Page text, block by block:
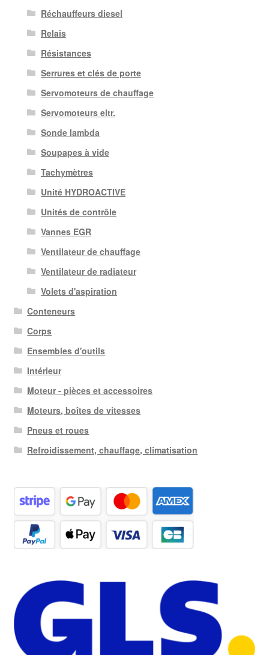
Réchauffeurs diesel
Relais
Résistances
Serrures et clés de porte
Servomoteurs de chauffage
Servomoteurs eltr.
Sonde lambda
Soupapes à vide
Tachymètres
Unité HYDROACTIVE
Unités de contrôle
Vannes EGR
Ventilateur de chauffage
Ventilateur de radiateur
Volets d'aspiration
Conteneurs
Corps
Ensembles d'outils
Intérieur
Moteur - pièces et accessoires
Moteurs, boîtes de vitesses
Pneus et roues
Refroidissement, chauffage, climatisation